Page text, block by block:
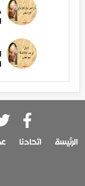
الرئيسة اتحادنا